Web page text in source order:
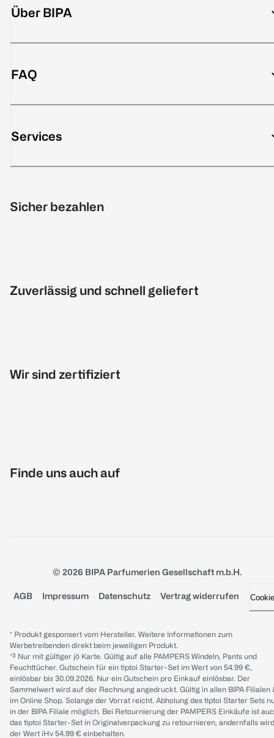
Über BIPA
FAQ
Services
Sicher bezahlen
Zuverlässig und schnell geliefert
Wir sind zertifiziert
Finde uns auch auf
© 2026 BIPA Parfumerien Gesellschaft m.b.H.
AGB Impressum Datenschutz Vertrag widerrufen
* Produkt gesponsert vom Hersteller. Weitere Informationen zum
Werbetreibenden direkt beim jeweiligen Produkt.
*³ Nur mit gültiger jö Karte. Gültig auf alle PAMPERS Windeln, Pants und
Feuchttücher. Gutschein für ein tiptoi Starter-Set im Wert von 54.99 €,
einlösbar bis 30.09.2026. Nur ein Gutschein pro Einkauf einlösbar. Der
Sammelwert wird auf der Rechnung angedruckt. Gültig in allen BIPA Filialen
im Online Shop. Solange der Vorrat reicht. Abholung des tiptoi Starter Sets
in der BIPA Filiale möglich. Bei Retournierung der PAMPERS Einkäufe ist
das tiptoi Starter-Set in Originalverpackung zu retournieren, andernfalls wird
der Wert iHv 54.99 € einbehalten.